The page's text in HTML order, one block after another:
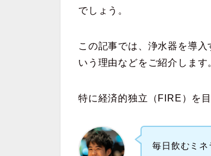
でしょう。
この記事では、浄水器を導
いう理由などをご紹介します
特に経済的独立（FIRE）を
毎日飲むミ